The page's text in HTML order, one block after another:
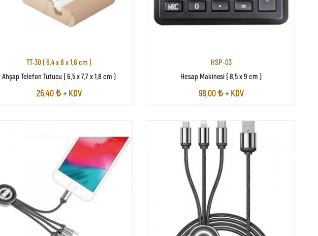
TT-30 ( 6,4 x 8 x 1,8 cm )
Ahşap Telefon Tutucu ( 6,5 x 7,7 x 1,8 cm )
26,40 ₺ + KDV
HSP-03
Hesap Makinesi ( 8,5 x 9 cm )
98,00 ₺ + KDV